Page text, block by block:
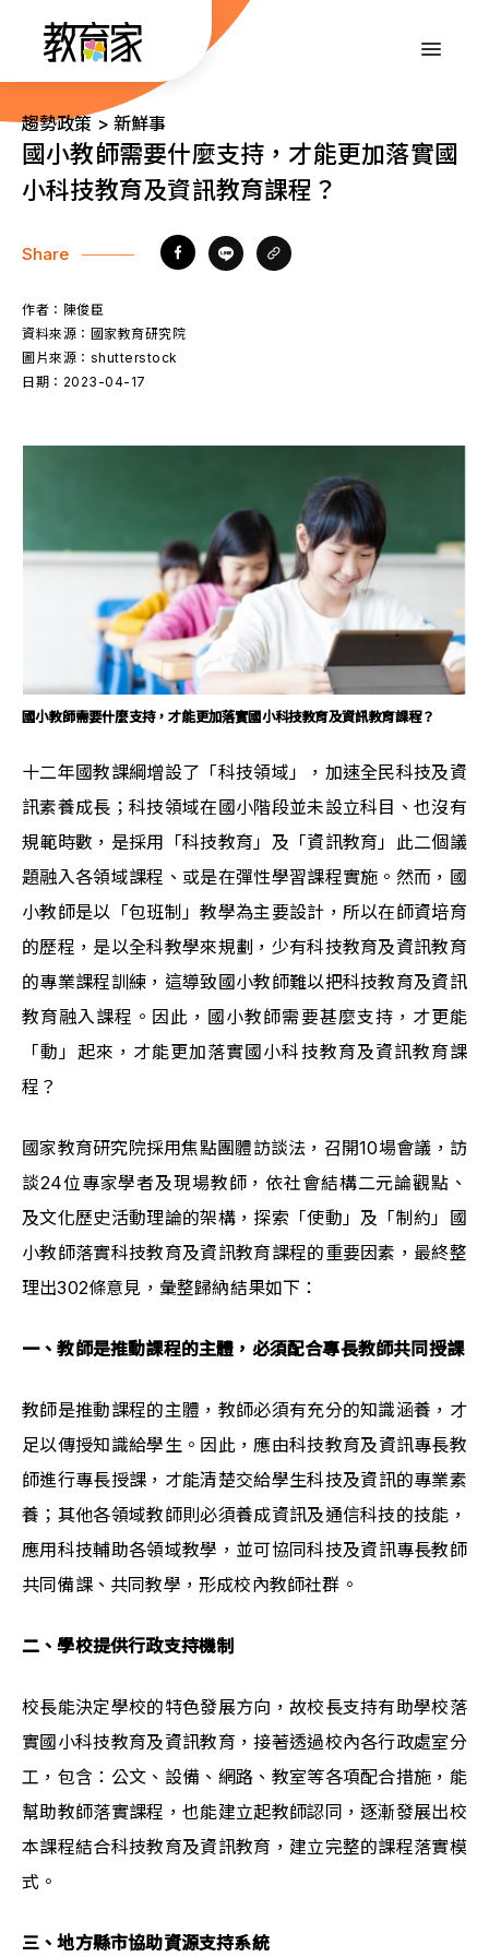
內
::: 趨勢政策 > 新鮮事
國小教師需要什麼支持，才能更加落實國
小科技教育及資訊教育課程？
Share
作者： 陳俊臣
資料來源： 國家教育研究院
圖片來源： shutterstock
日期： 2023-04-17
國小教師需要什麼支持，才能更加落實國小科技教育及資訊教育課程？
十二年國教課綱增設了「科技領域」，加速全民科技及資
訊素養成長；科技領域在國小階段並未設立科目、也沒有
規範時數，是採用「科技教育」及「資訊教育」此二個議
題融入各領域課程、或是在彈性學習課程實施。然而，國
小教師是以「包班制」教學為主要設計，所以在師資培育
的歷程，是以全科教學來規劃，少有科技教育及資訊教育
的專業課程訓練，這導致國小教師難以把科技教育及資訊
教育融入課程。因此，國小教師需要甚麼支持，才更能
「動」起來，才能更加落實國小科技教育及資訊教育課
程？
國家教育研究院採用焦點團體訪談法，召開10場會議，訪
談24位專家學者及現場教師，依社會結構二元論觀點、
及文化歷史活動理論的架構，探索「使動」及「制約」國
小教師落實科技教育及資訊教育課程的重要因素，最終整
理出302條意見，彙整歸納結果如下：
一、教師是推動課程的主體，必須配合專長教師共同授課
教師是推動課程的主體，教師必須有充分的知識涵養，才
足以傳授知識給學生。因此，應由科技教育及資訊專長教
師進行專長授課，才能清楚交給學生科技及資訊的專業素
養；其他各領域教師則必須養成資訊及通信科技的技能，
應用科技輔助各領域教學，並可協同科技及資訊專長教師
共同備課、共同教學，形成校內教師社群。
二、學校提供行政支持機制
校長能決定學校的特色發展方向，故校長支持有助學校落
實國小科技教育及資訊教育，接著透過校內各行政處室分
工，包含：公文、設備、網路、教室等各項配合措施，能
幫助教師落實課程，也能建立起教師認同，逐漸發展出校
本課程結合科技教育及資訊教育，建立完整的課程落實模
式。
三、地方縣市協助資源支持系統